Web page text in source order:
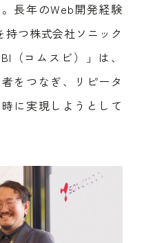
長年のWeb開発経験
持つ株式会社ソニック
（コムスビ）」は、
をつなぎ、リピータ
に実現しようとして